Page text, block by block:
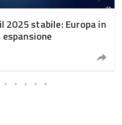
2025 stabile: Europa in